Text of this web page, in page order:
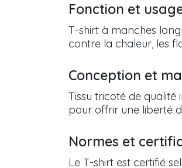
Fonction et
T-shirt à manches
contre la chaleur, les
Conception et
Tissu tricoté de
pour offrir une liberté
Normes et
Le T-shirt est certifié